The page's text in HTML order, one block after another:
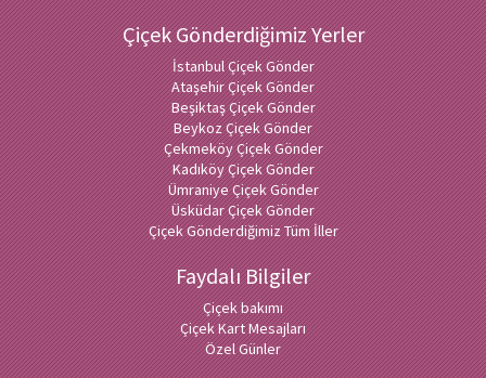
Çiçek Gönderdiğimiz Yerler
İstanbul Çiçek Gönder
Ataşehir Çiçek Gönder
Beşiktaş Çiçek Gönder
Beykoz Çiçek Gönder
Çekmeköy Çiçek Gönder
Kadıköy Çiçek Gönder
Ümraniye Çiçek Gönder
Üsküdar Çiçek Gönder
Çiçek Gönderdiğimiz Tüm İller
Faydalı Bilgiler
Çiçek bakımı
Çiçek Kart Mesajları
Özel Günler